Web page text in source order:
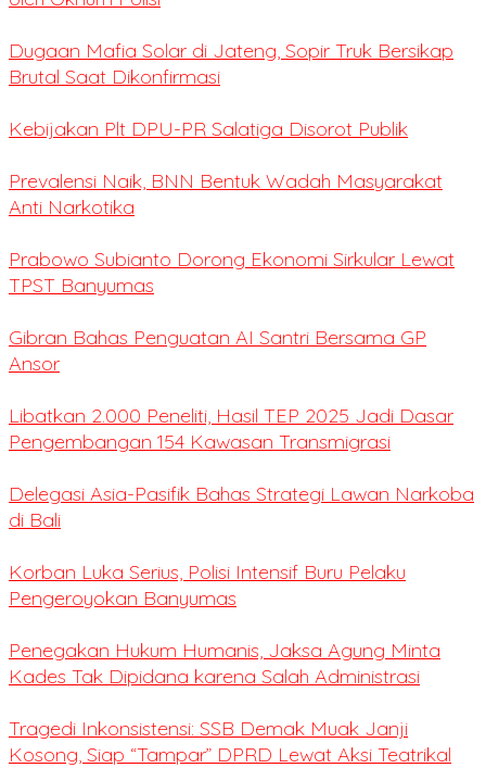
Dugaan Mafia Solar di Jateng, Sopir Truk Bersikap
Brutal Saat Dikonfirmasi
Kebijakan Plt DPU-PR Salatiga Disorot Publik
Prevalensi Naik, BNN Bentuk Wadah Masyarakat
Anti Narkotika
Prabowo Subianto Dorong Ekonomi Sirkular Lewat
TPST Banyumas
Gibran Bahas Penguatan AI Santri Bersama GP
Ansor
Libatkan 2.000 Peneliti, Hasil TEP 2025 Jadi Dasar
Pengembangan 154 Kawasan Transmigrasi
Delegasi Asia-Pasifik Bahas Strategi Lawan Narkoba
di Bali
Korban Luka Serius, Polisi Intensif Buru Pelaku
Pengeroyokan Banyumas
Penegakan Hukum Humanis, Jaksa Agung Minta
Kades Tak Dipidana karena Salah Administrasi
Tragedi Inkonsistensi: SSB Demak Muak Janji
Kosong, Siap “Tampar” DPRD Lewat Aksi Teatrikal